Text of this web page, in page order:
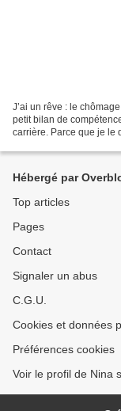
J’ai un rêve : le
petit bilan de
carrière. Parce que je le
Hébergé par
Top articles
Pages
Contact
Signaler un abus
C.G.U.
Cookies et données
Préférences cookies
Voir le profil de Nina